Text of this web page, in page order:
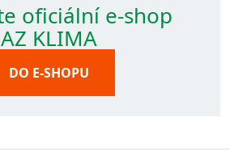
oficiální e-shop
AZ KLIMA
DO E-SHOPU